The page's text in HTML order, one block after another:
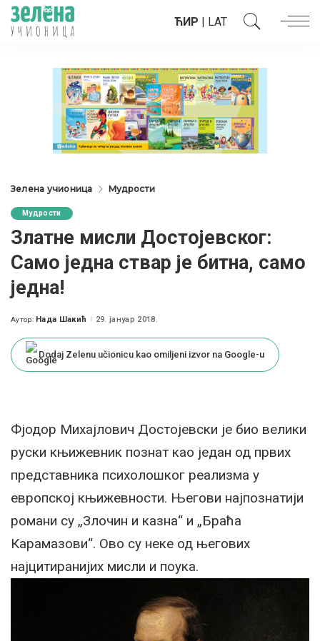
ЋИР | LAT
Зелена учионица Мудрости
Мудрости
Златне мисли Достојевског:
Само једна ствар је битна, само
једна!
Posted
Аутор: Нада Шакић 29. јануар 2018.
Dodaj Zelenu učionicu kao omiljeni izvor na Google-u
Фјодор Михајлович Достојевски је био велики
руски књижевник познат као један од првих
представника психолошког реализма у
европској књижевности. Његови најпознатији
романи су „Злочин и казна“ и „Браћа
Карамазови“. Ово су неке од његових
најцитиранијих мисли и поука.